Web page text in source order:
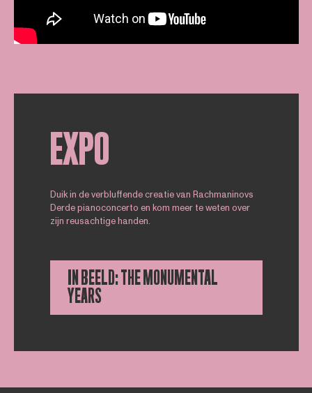
EXPO
Duik in de verbluffende creatie van Rachmaninovs
Derde pianoconcerto en kom meer te weten over
zijn reusachtige handen.
IN BEELD: THE MONUMENTAL
YEARS